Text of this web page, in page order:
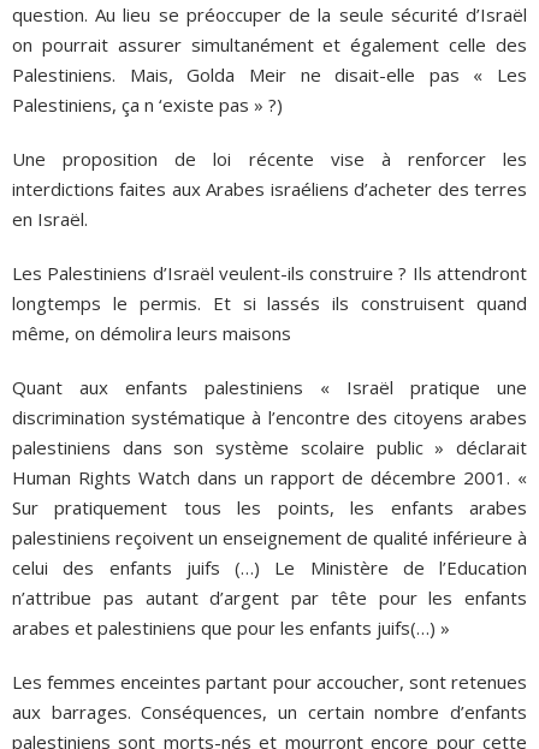
question. Au lieu se préoccuper de la seule sécurité d’Israël
on pourrait assurer simultanément et également celle des
Palestiniens. Mais, Golda Meir ne disait-elle pas « Les
Palestiniens, ça n ‘existe pas » ?)
Une proposition de loi récente vise à renforcer les
interdictions faites aux Arabes israéliens d’acheter des terres
en Israël.
Les Palestiniens d’Israël veulent-ils construire ? Ils attendront
longtemps le permis. Et si lassés ils construisent quand
même, on démolira leurs maisons
Quant aux enfants palestiniens « Israël pratique une
discrimination systématique à l’encontre des citoyens arabes
palestiniens dans son système scolaire public » déclarait
Human Rights Watch dans un rapport de décembre 2001. «
Sur pratiquement tous les points, les enfants arabes
palestiniens reçoivent un enseignement de qualité inférieure à
celui des enfants juifs (…) Le Ministère de l’Education
n’attribue pas autant d’argent par tête pour les enfants
arabes et palestiniens que pour les enfants juifs(…) »
Les femmes enceintes partant pour accoucher, sont retenues
aux barrages. Conséquences, un certain nombre d’enfants
palestiniens sont morts-nés et mourront encore pour cette